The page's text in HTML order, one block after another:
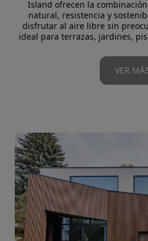
Island ofrecen la
natural, resistencia y
disfrutar al aire libre sin
ideal para terrazas, jardines,
El WPC (Wood Plastic
durabilidad, baja
estabilidad dimensional, lo
renovable y resistente que
Ambos materiales están
de tonos y texturas,
que combinan funcionalidad,
VER